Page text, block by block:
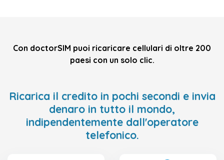
Con doctorSIM puoi ricaricare cellulari di oltre 200
paesi con un solo clic.
Ricarica il credito in pochi secondi e invia
denaro in tutto il mondo,
indipendentemente dall'operatore
telefonico.